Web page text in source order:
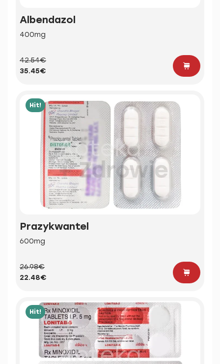
Albendazol
400mg
42.54€
35.45€
Hit!
Prazykwantel
600mg
26.98€
22.48€
Hit!